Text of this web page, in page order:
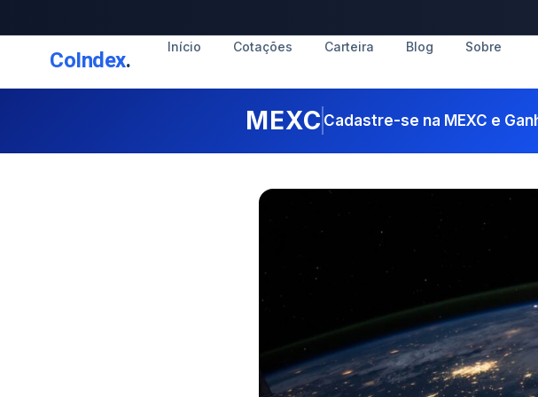
CoIndex. Início Cotações Carteira Blog Sobre
MEXC Cadastre-se na MEXC e